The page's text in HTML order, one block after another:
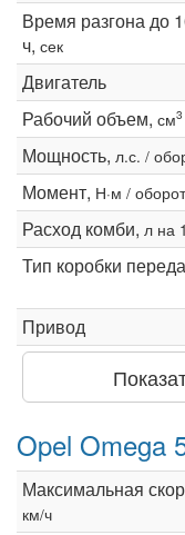
Время разгона до
ч, сек
Двигатель
Рабочий объем, см3
Мощность, л.с. /
Момент, Н·м /
Расход комби, л на
Тип коробки
Привод
Opel Omega
Максимальная
км/ч